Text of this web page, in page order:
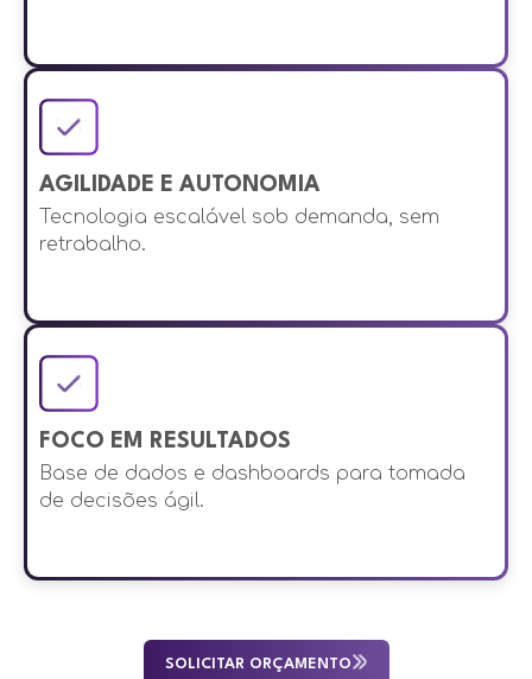
AGILIDADE E AUTONOMIA
Tecnologia escalável sob demanda, sem
retrabalho.
FOCO EM RESULTADOS
Base de dados e dashboards para tomada
de decisões ágil.
SOLICITAR ORÇAMENTO